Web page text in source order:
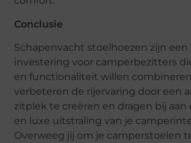
Conclusie
Schapenvacht stoelhoezen zijn
investering voor camperbezitters
en functionaliteit willen
verbeteren de rijervaring door een
zitplek te creëren en dragen bij aan
en luxe uitstraling van je
Overweeg jij om je camperstoelen